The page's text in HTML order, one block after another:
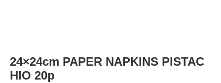
24×24cm PAPER NAPKINS PISTAC
HIO 20p